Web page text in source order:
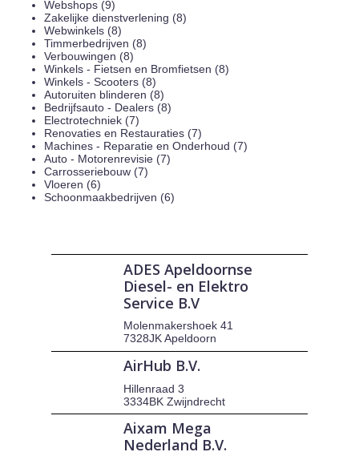
Webshops (9)
Zakelijke dienstverlening (8)
Webwinkels (8)
Timmerbedrijven (8)
Verbouwingen (8)
Winkels - Fietsen en Bromfietsen (8)
Winkels - Scooters (8)
Autoruiten blinderen (8)
Bedrijfsauto - Dealers (8)
Electrotechniek (7)
Renovaties en Restauraties (7)
Machines - Reparatie en Onderhoud (7)
Auto - Motorenrevisie (7)
Carrosseriebouw (7)
Vloeren (6)
Schoonmaakbedrijven (6)
ADES Apeldoornse
Diesel- en Elektro
Service B.V
Molenmakershoek 41
7328JK Apeldoorn
AirHub B.V.
Hillenraad 3
3334BK Zwijndrecht
Aixam Mega
Nederland B.V.